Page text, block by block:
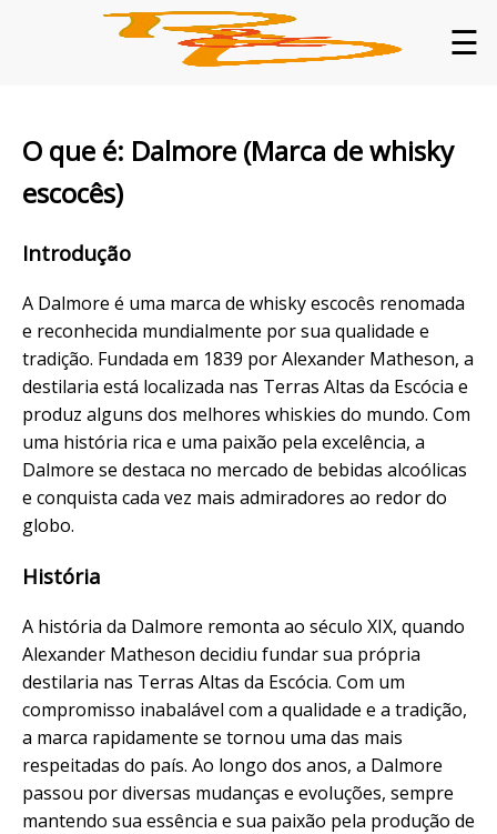
☰
O que é: Dalmore (Marca de whisky
escocês)
Introdução
A Dalmore é uma marca de whisky escocês renomada
e reconhecida mundialmente por sua qualidade e
tradição. Fundada em 1839 por Alexander Matheson, a
destilaria está localizada nas Terras Altas da Escócia e
produz alguns dos melhores whiskies do mundo. Com
uma história rica e uma paixão pela excelência, a
Dalmore se destaca no mercado de bebidas alcoólicas
e conquista cada vez mais admiradores ao redor do
globo.
História
A história da Dalmore remonta ao século XIX, quando
Alexander Matheson decidiu fundar sua própria
destilaria nas Terras Altas da Escócia. Com um
compromisso inabalável com a qualidade e a tradição,
a marca rapidamente se tornou uma das mais
respeitadas do país. Ao longo dos anos, a Dalmore
passou por diversas mudanças e evoluções, sempre
mantendo sua essência e sua paixão pela produção de